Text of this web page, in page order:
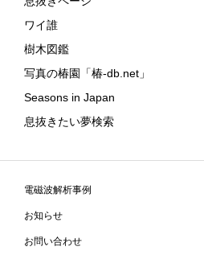
ワイ誰
樹木図鑑
写真の椿園「椿-db.net」
Seasons in Japan
息抜きたい夢検索
電磁波解析事例
お知らせ
お問い合わせ